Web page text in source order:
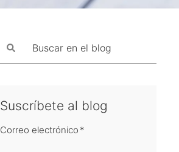
Suscríbete al blog
Correo electrónico *